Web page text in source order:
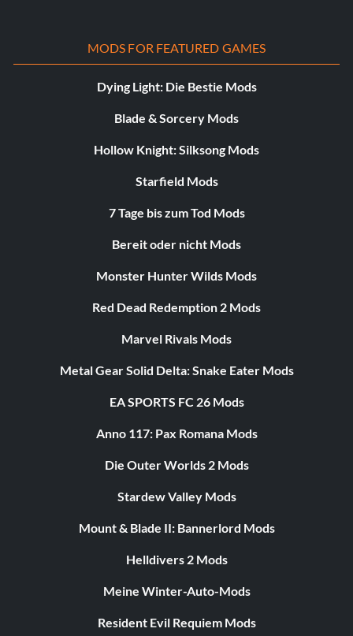
MODS FOR FEATURED GAMES
Dying Light: Die Bestie Mods
Blade & Sorcery Mods
Hollow Knight: Silksong Mods
Starfield Mods
7 Tage bis zum Tod Mods
Bereit oder nicht Mods
Monster Hunter Wilds Mods
Red Dead Redemption 2 Mods
Marvel Rivals Mods
Metal Gear Solid Delta: Snake Eater Mods
EA SPORTS FC 26 Mods
Anno 117: Pax Romana Mods
Die Outer Worlds 2 Mods
Stardew Valley Mods
Mount & Blade II: Bannerlord Mods
Helldivers 2 Mods
Meine Winter-Auto-Mods
Resident Evil Requiem Mods